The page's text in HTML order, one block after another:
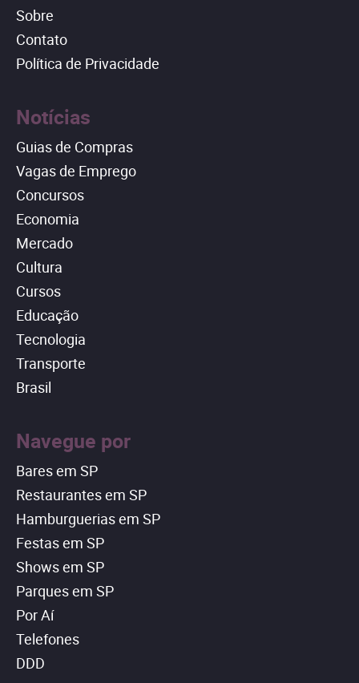
Sobre
Contato
Política de Privacidade
Notícias
Guias de Compras
Vagas de Emprego
Concursos
Economia
Mercado
Cultura
Cursos
Educação
Tecnologia
Transporte
Brasil
Navegue por
Bares em SP
Restaurantes em SP
Hamburguerias em SP
Festas em SP
Shows em SP
Parques em SP
Por Aí
Telefones
DDD